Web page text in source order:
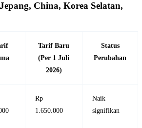
China, Korea Selatan,
Tarif Baru
(Per 1 Juli
2026)
Status
Perubahan
Rp
1.650.000
Naik
signifikan